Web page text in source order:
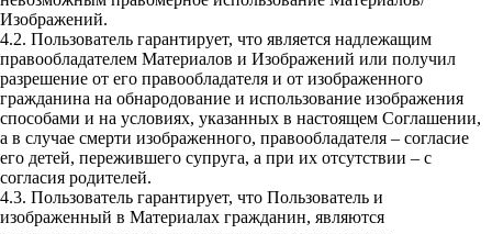
Изображений.
4.2. Пользователь гарантирует, что является надлежащим
правообладателем Материалов и Изображений или получил
разрешение от его правообладателя и от изображенного
гражданина на обнародование и использование изображения
способами и на условиях, указанных в настоящем Соглашении,
а в случае смерти изображенного, правообладателя – согласие
его детей, пережившего супруга, а при их отсутствии – с
согласия родителей.
4.3. Пользователь гарантирует, что Пользователь и
изображенный в Материалах гражданин, являются